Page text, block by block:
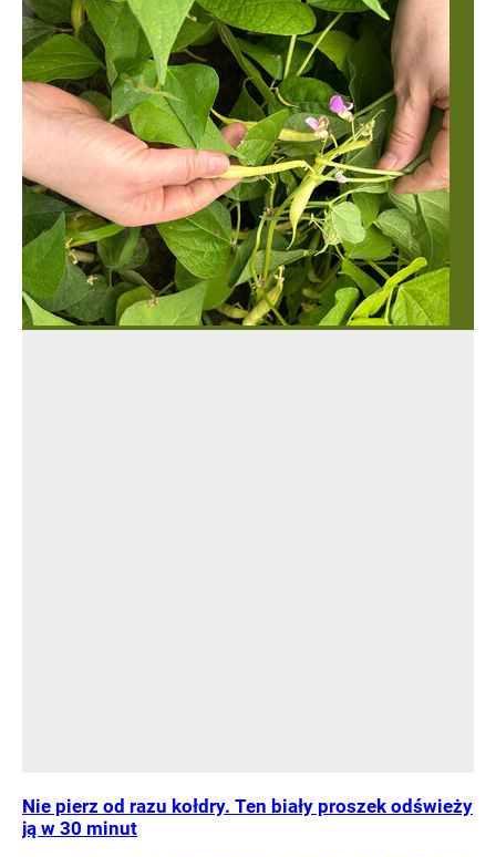
Nie pierz od razu kołdry. Ten biały proszek odświeży
ją w 30 minut